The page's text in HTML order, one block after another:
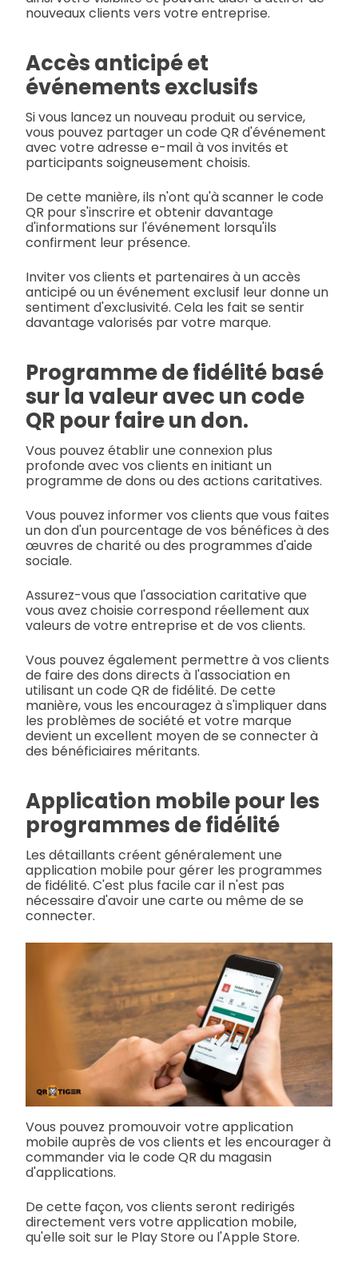
nouveaux clients vers votre entreprise.
Accès anticipé et
événements exclusifs
Si vous lancez un nouveau produit ou service,
vous pouvez partager un code QR d'événement
avec votre adresse e-mail à vos invités et
participants soigneusement choisis.
De cette manière, ils n'ont qu'à scanner le code
QR pour s'inscrire et obtenir davantage
d'informations sur l'événement lorsqu'ils
confirment leur présence.
Inviter vos clients et partenaires à un accès
anticipé ou un événement exclusif leur donne un
sentiment d'exclusivité. Cela les fait se sentir
davantage valorisés par votre marque.
Programme de fidélité basé
sur la valeur avec un code
QR pour faire un don.
Vous pouvez établir une connexion plus
profonde avec vos clients en initiant un
programme de dons ou des actions caritatives.
Vous pouvez informer vos clients que vous faites
un don d'un pourcentage de vos bénéfices à des
œuvres de charité ou des programmes d'aide
sociale.
Assurez-vous que l'association caritative que
vous avez choisie correspond réellement aux
valeurs de votre entreprise et de vos clients.
Vous pouvez également permettre à vos clients
de faire des dons directs à l'association en
utilisant un code QR de fidélité. De cette
manière, vous les encouragez à s'impliquer dans
les problèmes de société et votre marque
devient un excellent moyen de se connecter à
des bénéficiaires méritants.
Application mobile pour les
programmes de fidélité
Les détaillants créent généralement une
application mobile pour gérer les programmes
de fidélité. C'est plus facile car il n'est pas
nécessaire d'avoir une carte ou même de se
connecter.
Vous pouvez promouvoir votre application
mobile auprès de vos clients et les encourager à
commander via le code QR du magasin
d'applications.
De cette façon, vos clients seront redirigés
directement vers votre application mobile,
qu'elle soit sur le Play Store ou l'Apple Store.